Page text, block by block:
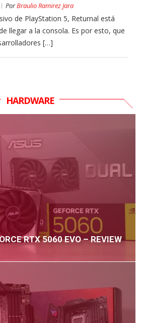
PorBraulio Ramirez Jara
de PlayStation 5, Returnal está
llegar a la consola. Es por esto, que
[…]
HARDWARE
RTX 5060 EVO – REVIEW